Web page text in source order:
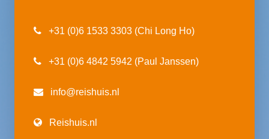
+31 (0)6 1533 3303 (Chi Long Ho)
+31 (0)6 4842 5942 (Paul Janssen)
info@reishuis.nl
Reishuis.nl